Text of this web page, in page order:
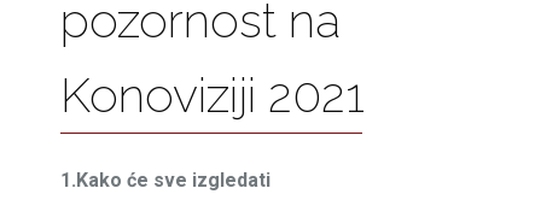
pozornost na
Konoviziji 2021
1.Kako će sve izgledati